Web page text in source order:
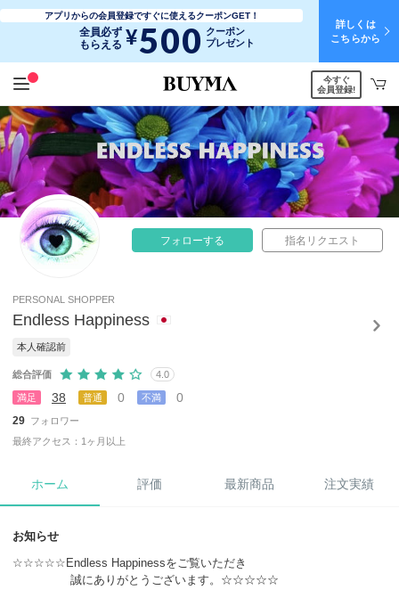
アプリからの会員登録ですぐに使えるクーポンGET！
全員必ず
もらえる ¥500 クーポン
プレゼント
詳しくは
こちらから
今すぐ
会員登録!
フォローする 指名リクエスト
PERSONAL SHOPPER
Endless Happiness
本人確認前
総合評価 4.0
満足 38 普通 0 不満 0
29 フォロワー
最終アクセス：1ヶ月以上
ホーム 評価 最新商品 注文実績
お知らせ
☆☆☆☆☆Endless Happinessをご覧いただき
誠にありがとうございます。☆☆☆☆☆